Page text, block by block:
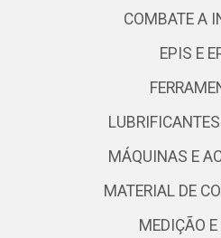
COMBATE A
EPIS E
MÁQUINAS E
MATERIAL DE
MEDIÇÃO